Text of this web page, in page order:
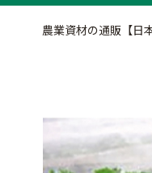
農業資材の通販【日